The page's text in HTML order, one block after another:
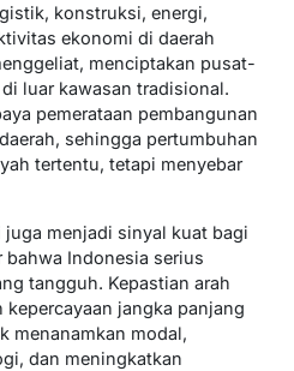
konstruksi, energi,
ekonomi di daerah
menciptakan pusat-
luar kawasan tradisional.
pemerataan pembangunan
sehingga pertumbuhan
tertentu, tetapi menyebar
menjadi sinyal kuat bagi
Indonesia serius
tangguh. Kepastian arah
jangka panjang
menanamkan modal,
dan meningkatkan